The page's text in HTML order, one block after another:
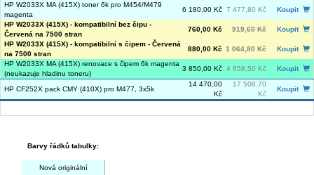
HP W2033X MA (415X) toner 6k pro M454/M479
magenta
6 180,00 Kč 7 477,80 Kč
Koupit
HP W2033X (415X) - kompatibilní bez čipu -
Červená na 7500 stran
760,00 Kč 919,60 Kč
Koupit
HP W2033X (415X) - kompatibilní s čipem - Červená
na 7500 stran
880,00 Kč 1 064,80 Kč
Koupit
HP W2033X MA (415X) renovace s čipem 6k magenta
(neukazuje hladinu toneru)
3 850,00 Kč 4 658,50 Kč Koupit
HP CF252X pack CMY (410X) pro M477, 3x5k
14 470,00
Kč
17 508,70
Kč
Koupit
Barvy řádků tabulky:
Nová originální